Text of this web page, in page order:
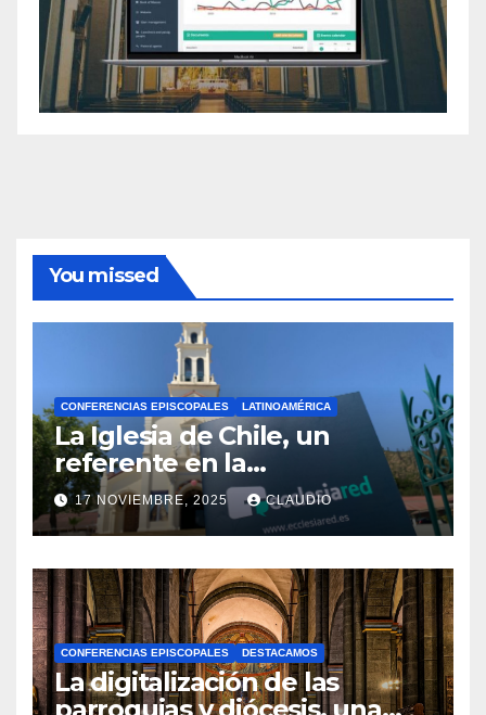
You missed
CONFERENCIAS EPISCOPALES LATINOAMÉRICA
La Iglesia de Chile, un
referente en la
transformación digital
gracias a Ecclesiared
17 NOVIEMBRE, 2025 CLAUDIO
N
O
H
A
Y
C
CONFERENCIAS EPISCOPALES DESTACAMOS
La digitalización de las